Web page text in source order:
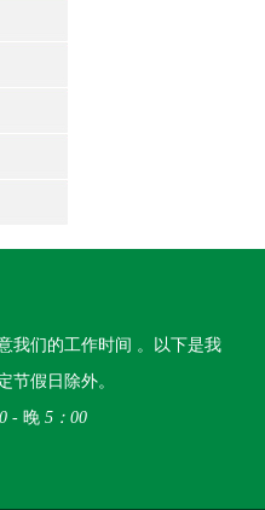
我们的工作时间 。以下是我
节假日除外。
- 晚 5：00